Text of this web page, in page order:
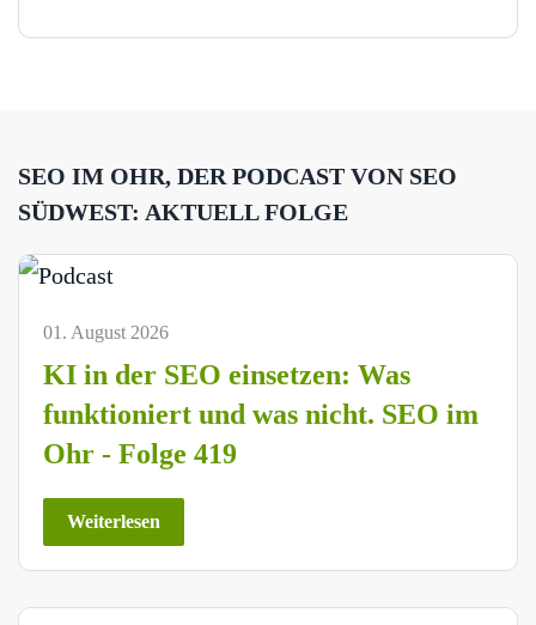
SEO IM OHR, DER PODCAST VON SEO
SÜDWEST: AKTUELL FOLGE
01. August 2026
KI in der SEO einsetzen: Was
funktioniert und was nicht. SEO im
Ohr - Folge 419
Weiterlesen